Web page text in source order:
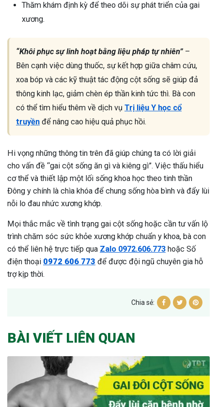
Thăm khám định kỳ để theo dõi sự phát triển của gai
xương.
“Khôi phục sự linh hoạt bằng liệu pháp tự nhiên” –
Bên cạnh việc dùng thuốc, sự kết hợp giữa châm cứu,
xoa bóp và các kỹ thuật tác động cột sống sẽ giúp đả
thông kinh lạc, giảm chèn ép thần kinh tức thì. Bà con
có thể tìm hiểu thêm về dịch vụ Trị liệu Y học cổ
truyền để nâng cao hiệu quả phục hồi.
Hi vọng những thông tin trên đã giúp chúng ta có lời giải
cho vấn đề “gai cột sống ăn gì và kiêng gì”. Việc thấu hiểu
cơ thể và thiết lập một lối sống khoa học theo tinh thần
Đông y chính là chìa khóa để chung sống hòa bình và đẩy lùi
nỗi lo đau nhức xương khớp.
Mọi thắc mắc về tình trạng gai cột sống hoặc cần tư vấn lộ
trình chăm sóc sức khỏe xương khớp chuẩn y khoa, bà con
có thể liên hệ trực tiếp qua Zalo 0972.606.773 hoặc Số
điện thoại 0972 606 773 để được đội ngũ chuyên gia hỗ
trợ kịp thời.
Chia sẻ:
BÀI VIẾT LIÊN QUAN